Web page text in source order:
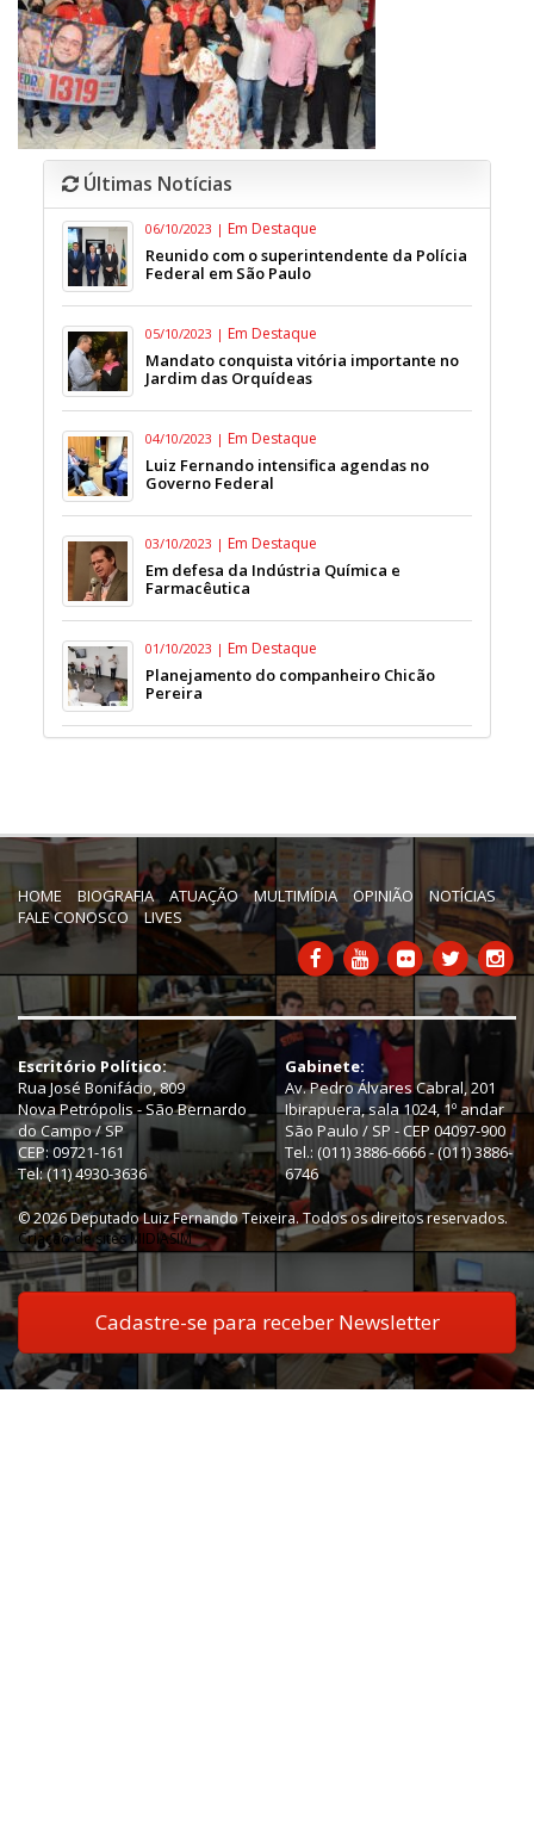
Últimas Notícias
06/10/2023 | Em Destaque
Reunido com o superintendente da Polícia
Federal em São Paulo
05/10/2023 | Em Destaque
Mandato conquista vitória importante no
Jardim das Orquídeas
04/10/2023 | Em Destaque
Luiz Fernando intensifica agendas no
Governo Federal
03/10/2023 | Em Destaque
Em defesa da Indústria Química e
Farmacêutica
01/10/2023 | Em Destaque
Planejamento do companheiro Chicão
Pereira
HOME BIOGRAFIA ATUAÇÃO MULTIMÍDIA OPINIÃO
NOTÍCIAS
FALE CONOSCO
LIVES
Escritório Político:
Rua José Bonifácio, 809
Nova Petrópolis - São Bernardo
do Campo / SP
CEP: 09721-161
Tel: (11) 4930-3636
Gabinete:
Av. Pedro Álvares Cabral, 201
Ibirapuera, sala 1024, 1º andar
São Paulo / SP - CEP 04097-900
Tel.: (011) 3886-6666 - (011) 3886-
6746
© 2026 Deputado Luiz Fernando Teixeira. Todos os direitos reservados.
Criação de sites MIDIASIM
Cadastre-se para receber Newsletter